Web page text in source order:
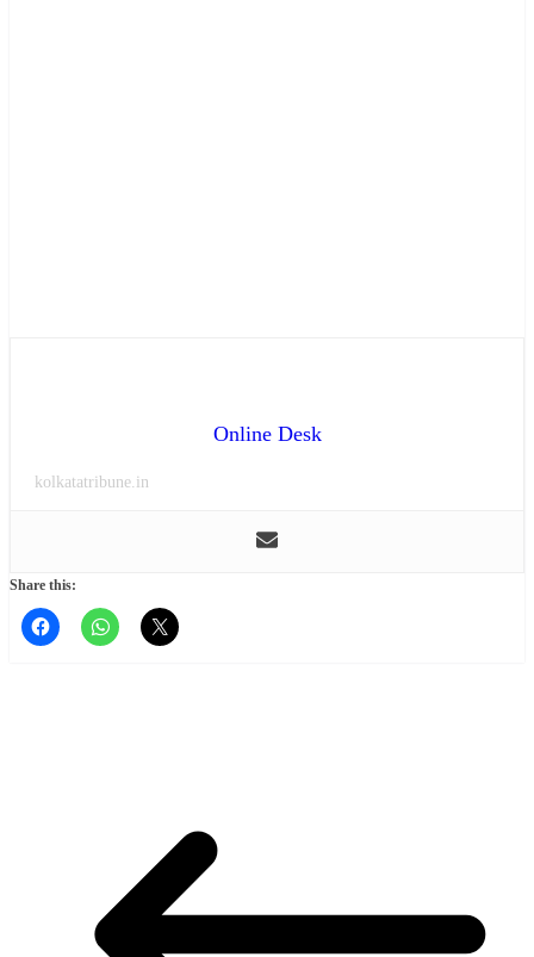
Online Desk
kolkatatribune.in
Share this: